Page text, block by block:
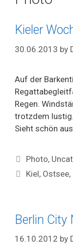
Kieler
30.06.2013 by
Auf der
Regen.
trotzdem
Sieht schön
Categories
Photo,
Tags
Kiel, Ostsee,
Berlin City
16.10.2012 by